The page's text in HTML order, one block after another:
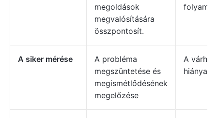
megoldások
megvalósítására
összpontosít.
A siker mérése
A probléma
megszüntetése és
megismétlődésének
megelőzése
A
hiánya